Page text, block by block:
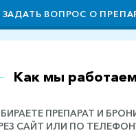
ЗАДАТЬ ВОПРОС О
Как мы
ПРЕПАРАТ И
САЙТ ИЛИ ПО